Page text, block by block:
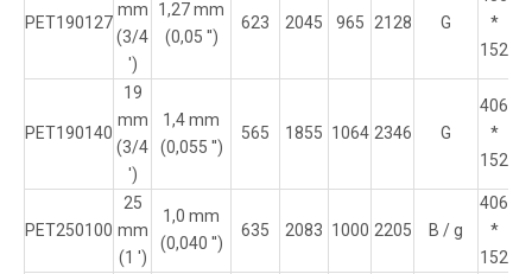
PET190127
mm
(3/4
')
1,27 mm
(0,05 '')
623 2045 965 2128 G
*
152
PET190140
19
mm
(3/4
')
1,4 mm
(0,055 '')
565 1855 1064 2346 G
406
*
152
PET250100
25
mm
(1 ')
1,0 mm
(0,040 '')
635 2083 1000 2205 B / g
406
*
152